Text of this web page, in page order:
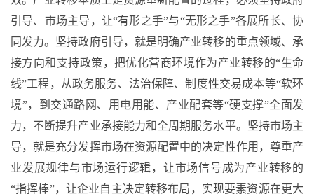
引导、市场主导，让“有形之手”与“无形之手”各展所长、协
同发力。坚持政府引导，就是明确产业转移的重点领域、承
接方向和支持政策，把优化营商环境作为产业转移的“生命
线”工程，从政务服务、法治保障、制度性交易成本等“软环
境”，到交通路网、用电用能、产业配套等“硬支撑”全面发
力，不断提升产业承接能力和全周期服务水平。坚持市场主
导，就是充分发挥市场在资源配置中的决定性作用，尊重产
业发展规律与市场运行逻辑，让市场信号成为产业转移的
“指挥棒”，让企业自主决定转移布局，实现要素资源在更大